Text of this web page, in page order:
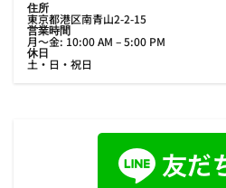
住所
東京都港区南青山2-2-15
営業時間
月〜金: 10:00 AM – 5:00 PM
休日
土・日・祝日